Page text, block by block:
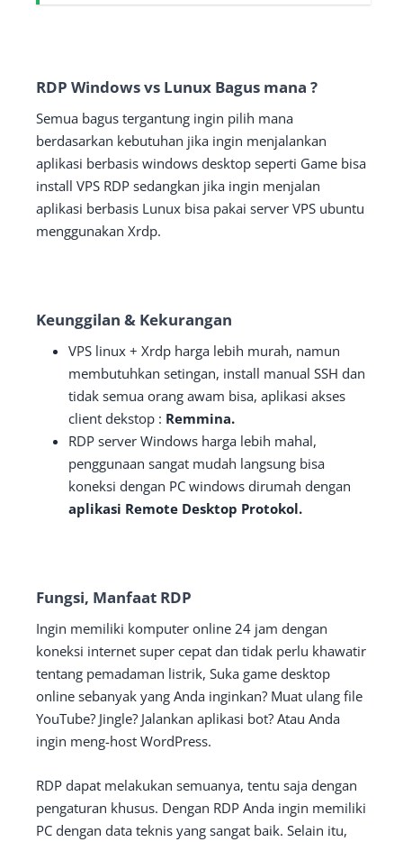
RDP Windows vs Lunux Bagus mana ?
Semua bagus tergantung ingin pilih mana
berdasarkan kebutuhan jika ingin menjalankan
aplikasi berbasis windows desktop seperti Game bisa
install VPS RDP sedangkan jika ingin menjalan
aplikasi berbasis Lunux bisa pakai server VPS ubuntu
menggunakan Xrdp.
Keunggilan & Kekurangan
VPS linux + Xrdp harga lebih murah, namun
membutuhkan setingan, install manual SSH dan
tidak semua orang awam bisa, aplikasi akses
client dekstop : Remmina.
RDP server Windows harga lebih mahal,
penggunaan sangat mudah langsung bisa
koneksi dengan PC windows dirumah dengan
aplikasi Remote Desktop Protokol.
Fungsi, Manfaat RDP
Ingin memiliki komputer online 24 jam dengan
koneksi internet super cepat dan tidak perlu khawatir
tentang pemadaman listrik, Suka game desktop
online sebanyak yang Anda inginkan? Muat ulang file
YouTube? Jingle? Jalankan aplikasi bot? Atau Anda
ingin meng-host WordPress.
RDP dapat melakukan semuanya, tentu saja dengan
pengaturan khusus. Dengan RDP Anda ingin memiliki
PC dengan data teknis yang sangat baik. Selain itu,